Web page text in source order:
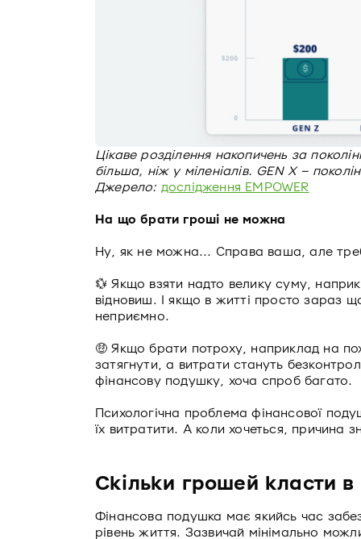
Цікаве розділення накопичень за
більша, ніж у міленіалів. GEN X –
Джерело: дослідження EMPOWER
На що брати гроші не можна
Ну, як не можна... Справа ваша, але
💱 Якщо взяти надто велику суму,
відновиш. І якщо в житті просто зараз
неприємно.
🤑 Якщо брати потроху, наприклад на
затягнути, а витрати стануть
фінансову подушку, хоча спроб багато.
Психологічна проблема фінансової
їх витратити. А коли хочеться, причина
Скільки грошей класти
Фінансова подушка має якийсь час
рівень життя. Зазвичай мінімально